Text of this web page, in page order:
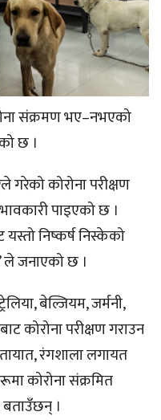
संक्रमण भए–नभएको
छ ।
गरेको कोरोना परीक्षण
पाइएको छ ।
यस्तो निष्कर्ष निस्केको
ले जनाएको छ ।
बेल्जियम, जर्मनी,
कोरोना परीक्षण गराउन
रंगशाला लगायत
कोरोना संक्रमित
।